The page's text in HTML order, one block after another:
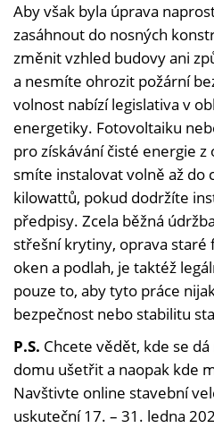
Aby však byla úprava
zasáhnout do nosných
změnit vzhled budovy ani
a nesmíte ohrozit požární
volnost nabízí legislativa v
energetiky. Fotovoltaiku
pro získávání čisté energie
smíte instalovat volně až do
kilowattů, pokud dodržíte
předpisy. Zcela běžná
střešní krytiny, oprava staré
oken a podlah, je taktéž
pouze to, aby tyto práce
bezpečnost nebo stabilitu
P.S. Chcete vědět, kde se
domu ušetřit a naopak kde
Navštivte online stavební
uskuteční 17. – 31. ledna